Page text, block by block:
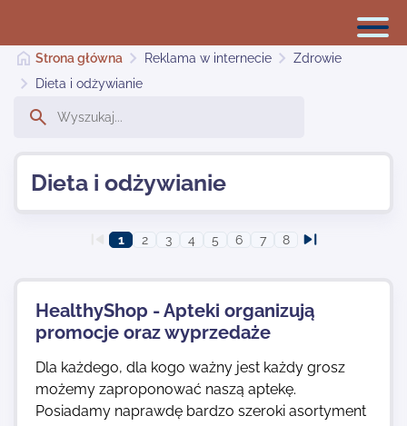
Strona główna Reklama w internecie
Zdrowie
Dieta i odżywianie
Dieta i odżywianie
1 2 3 4 5 6 7 8
HealthyShop - Apteki organizują
promocje oraz wyprzedaże
Dla każdego, dla kogo ważny jest każdy grosz
możemy zaproponować naszą aptekę.
Posiadamy naprawdę bardzo szeroki asortyment